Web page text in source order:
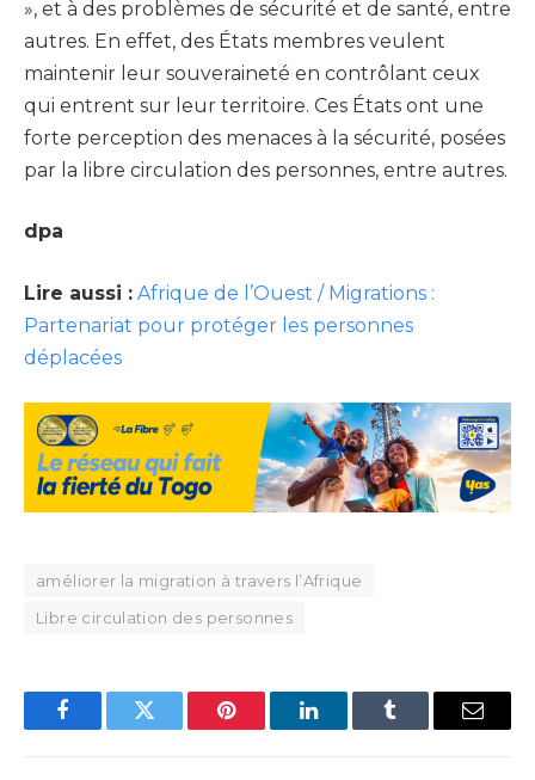
», et à des problèmes de sécurité et de santé, entre
autres. En effet, des États membres veulent
maintenir leur souveraineté en contrôlant ceux
qui entrent sur leur territoire. Ces États ont une
forte perception des menaces à la sécurité, posées
par la libre circulation des personnes, entre autres.
dpa
Lire aussi : Afrique de l’Ouest / Migrations :
Partenariat pour protéger les personnes
déplacées
améliorer la migration à travers l’Afrique
Libre circulation des personnes
FacebookTwitter Pinterest LinkedInTumblr Email